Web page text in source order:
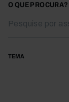
O QUE PROCURA?
TEMA